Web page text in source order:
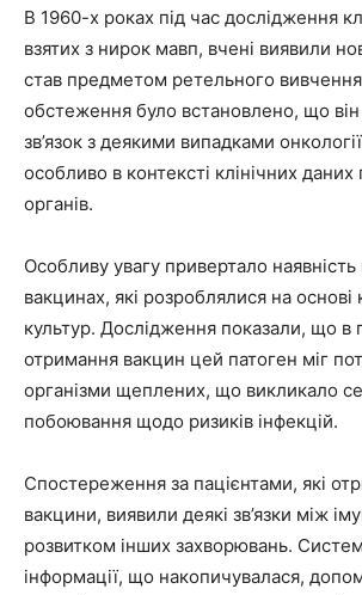
В 1960-х роках під час дослідження
взятих з нирок мавп, вчені виявили
став предметом ретельного
обстеження було встановлено, що
зв’язок з деякими випадками
особливо в контексті клінічних
органів.
Особливу увагу привертало наявність
вакцинах, які розроблялися на основі
культур. Дослідження показали, що в
отримання вакцин цей патоген міг
організми щеплених, що викликало
побоювання щодо ризиків інфекцій.
Спостереження за пацієнтами, які
вакцини, виявили деякі зв’язки між
розвитком інших захворювань.
інформації, що накопичувалася,